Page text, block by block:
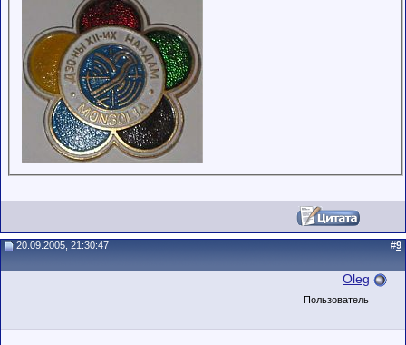
20.09.2005, 21:30:47 #9
Oleg
Пользователь